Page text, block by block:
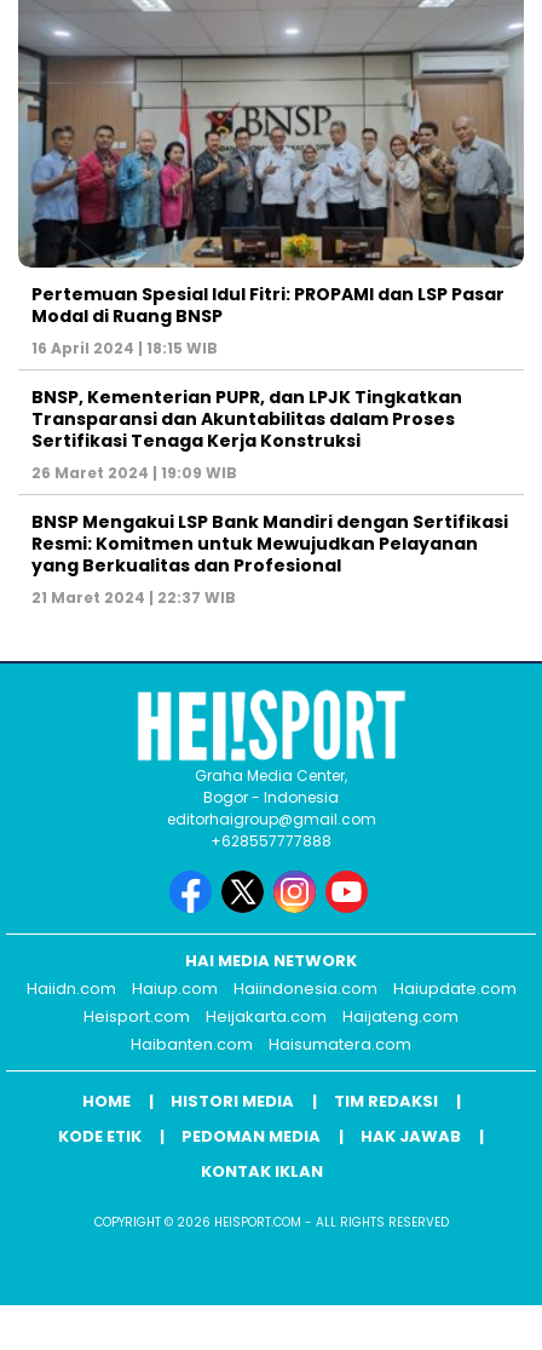
Pertemuan Spesial Idul Fitri: PROPAMI dan LSP Pasar
Modal di Ruang BNSP
16 April 2024 | 18:15 WIB
BNSP, Kementerian PUPR, dan LPJK Tingkatkan
Transparansi dan Akuntabilitas dalam Proses
Sertifikasi Tenaga Kerja Konstruksi
26 Maret 2024 | 19:09 WIB
BNSP Mengakui LSP Bank Mandiri dengan Sertifikasi
Resmi: Komitmen untuk Mewujudkan Pelayanan
yang Berkualitas dan Profesional
21 Maret 2024 | 22:37 WIB
Graha Media Center,
Bogor - Indonesia
editorhaigroup@gmail.com
+628557777888
HAI MEDIA NETWORK
Haiidn.com
Haiup.com Haiindonesia.com
Haiupdate.com
Heisport.com
Heijakarta.com
Haijateng.com
Haibanten.com
Haisumatera.com
HOME HISTORI MEDIA
TIM REDAKSI
KODE ETIK
PEDOMAN MEDIA
HAK JAWAB
KONTAK IKLAN
COPYRIGHT © 2026 HEISPORT.COM - ALL RIGHTS RESERVED